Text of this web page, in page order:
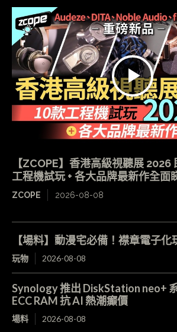
【ZCOPE】香港高級視聽展 2026
工程機試玩 + 各大品牌最新作全面
ZCOPE 2026-08-08
【場料】動漫宅必備！襟章電子化
玩物 2026-08-08
Synology 推出 DiskStation neo+
ECC RAM 抗 AI 熱潮癲價
場料 2026-08-08